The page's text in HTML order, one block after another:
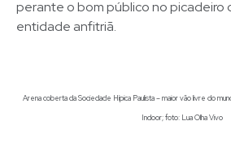
perante o bom público no picadeiro
entidade anfitriã.
Arena coberta da Sociedade Hípica Paulista – maior vão livre do
Indoor; foto: Lua Olha Vivo